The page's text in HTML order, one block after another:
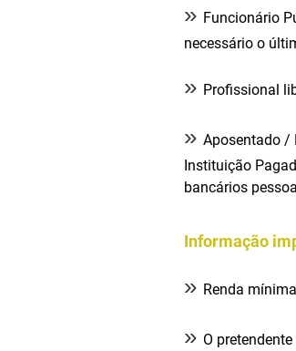
» Funcionário
necessário o
» Profissional
» Aposentado /
Instituição
bancários
Informação
» Renda
» O